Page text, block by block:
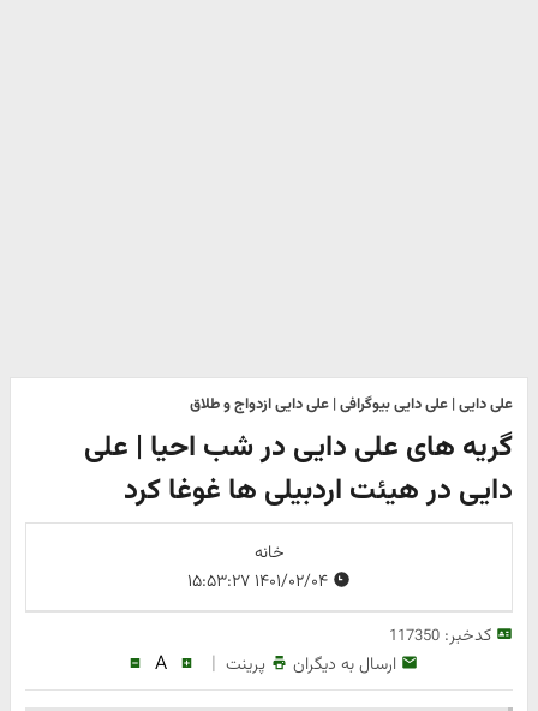
علی دایی | علی دایی بیوگرافی | علی دایی ازدواج و طلاق
گریه های علی دایی در شب احیا | علی
دایی در هیئت اردبیلی ها غوغا کرد
خانه
کدخبر:117350
ارسال به دیگران پرینت |
A